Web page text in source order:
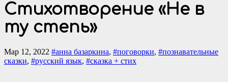
Стихотворение «Не в
ту степь»
Мар 12, 2022 #анна базаркина, #поговорки, #познавательные
сказки, #русский язык, #сказка + стих